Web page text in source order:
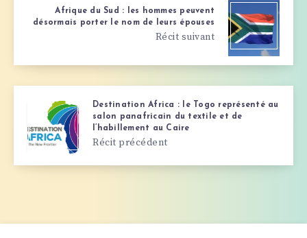
Afrique du Sud : les hommes peuvent
désormais porter le nom de leurs épouses
Récit suivant
Destination Africa : le Togo représenté au
salon panafricain du textile et de
l’habillement au Caire
Récit précédent